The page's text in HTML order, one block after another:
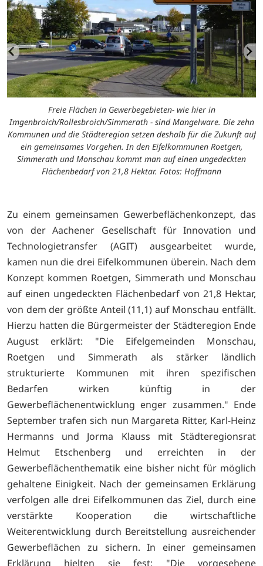
Freie Flächen in Gewerbegebieten- wie hier in
Imgenbroich/Rollesbroich/Simmerath - sind Mangelware. Die zehn
Kommunen und die Städteregion setzen deshalb für die Zukunft auf
ein gemeinsames Vorgehen. In den Eifelkommunen Roetgen,
Simmerath und Monschau kommt man auf einen ungedeckten
Flächenbedarf von 21,8 Hektar. Fotos: Hoffmann
Zu einem gemeinsamen Gewerbeflächenkonzept, das
von der Aachener Gesellschaft für Innovation und
Technologietransfer (AGIT) ausgearbeitet wurde,
kamen nun die drei Eifelkommunen überein. Nach dem
Konzept kommen Roetgen, Simmerath und Monschau
auf einen ungedeckten Flächenbedarf von 21,8 Hektar,
von dem der größte Anteil (11,1) auf Monschau entfällt.
Hierzu hatten die Bürgermeister der Städteregion Ende
August erklärt: "Die Eifelgemeinden Monschau,
Roetgen und Simmerath als stärker ländlich
strukturierte Kommunen mit ihren spezifischen
Bedarfen wirken künftig in der
Gewerbeflächenentwicklung enger zusammen." Ende
September trafen sich nun Margareta Ritter, Karl-Heinz
Hermanns und Jorma Klauss mit Städteregionsrat
Helmut Etschenberg und erreichten in der
Gewerbeflächenthematik eine bisher nicht für möglich
gehaltene Einigkeit. Nach der gemeinsamen Erklärung
verfolgen alle drei Eifelkommunen das Ziel, durch eine
verstärkte Kooperation die wirtschaftliche
Weiterentwicklung durch Bereitstellung ausreichender
Gewerbeflächen zu sichern. In einer gemeinsamen
Erklärung hielten sie fest: "Die vorgesehene